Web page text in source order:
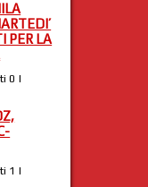
PER LA
0 |
1 |